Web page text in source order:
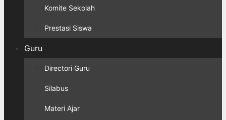
Komite Sekolah
Prestasi Siswa
Guru
Directori Guru
Silabus
Materi Ajar